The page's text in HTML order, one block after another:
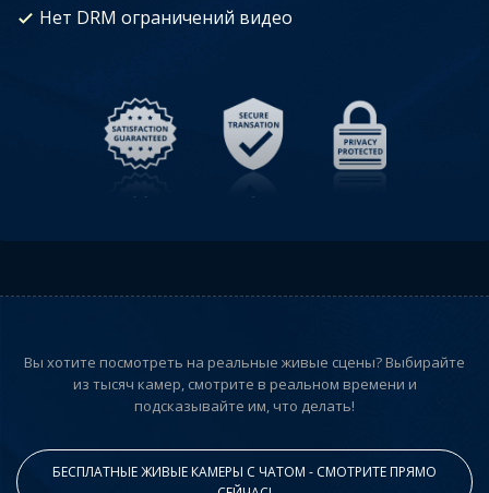
Нет DRM ограничений видео
Вы хотите посмотреть на реальные живые сцены? Выбирайте
из тысяч камер, смотрите в реальном времени и
подсказывайте им, что делать!
БЕСПЛАТНЫЕ ЖИВЫЕ КАМЕРЫ С ЧАТОМ - СМОТРИТЕ ПРЯМО